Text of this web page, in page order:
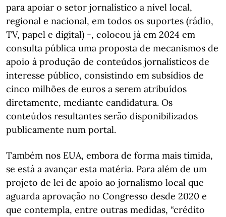
para apoiar o setor jornalístico a nível local,
regional e nacional, em todos os suportes (rádio,
TV, papel e digital) -, colocou já em 2024 em
consulta pública uma proposta de mecanismos de
apoio à produção de conteúdos jornalísticos de
interesse público, consistindo em subsídios de
cinco milhões de euros a serem atribuídos
diretamente, mediante candidatura. Os
conteúdos resultantes serão disponibilizados
publicamente num portal.
Também nos EUA, embora de forma mais tímida,
se está a avançar esta matéria. Para além de um
projeto de lei de apoio ao jornalismo local que
aguarda aprovação no Congresso desde 2020 e
que contempla, entre outras medidas, “crédito